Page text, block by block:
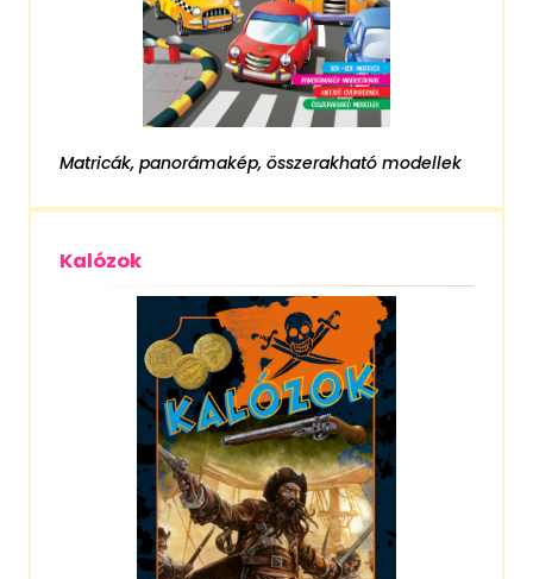
Matricák, panorámakép, összerakható modellek
Kalózok